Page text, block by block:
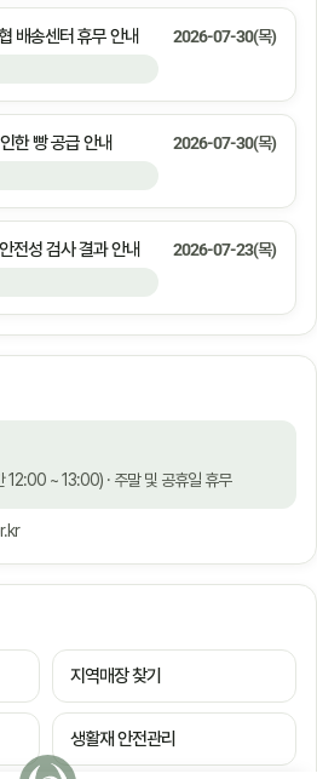
배송센터 휴무 안내 2026-07-30(목)
한 빵 공급 안내 2026-07-30(목)
전성 검사 결과 안내 2026-07-23(목)
~ 13:00) · 주말 및 공휴일 휴무
지역매장 찾기
생활재 안전관리